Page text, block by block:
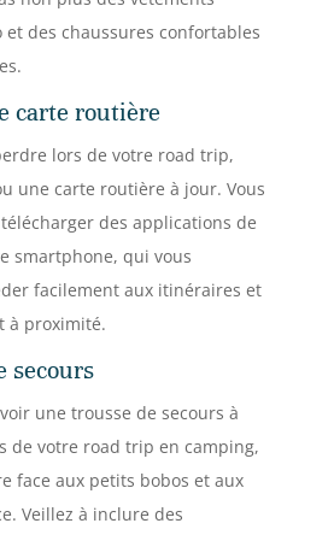
et des chaussures confortables
carte routière
lors de votre road trip,
une carte routière à jour. Vous
des applications de
smartphone, qui vous
facilement aux itinéraires et
à proximité.
secours
une trousse de secours à
de votre road trip en camping,
face aux petits bobos et aux
Veillez à inclure des